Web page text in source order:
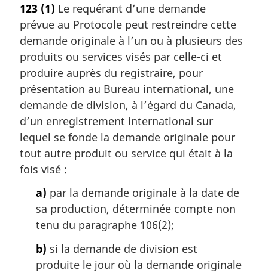
n
a
l
:
t
e
m
a
r
g
i
n
a
l
e
:
123 (1) Le requérant d’une demande
prévue au Protocole peut restreindre cette
demande originale à l’un ou à plusieurs des
produits ou services visés par celle-ci et
produire auprès du registraire, pour
présentation au Bureau international, une
demande de division, à l’égard du Canada,
d’un enregistrement international sur
lequel se fonde la demande originale pour
tout autre produit ou service qui était à la
fois visé :
a) par la demande originale à la date de
sa production, déterminée compte non
tenu du paragraphe 106(2);
b) si la demande de division est
produite le jour où la demande originale